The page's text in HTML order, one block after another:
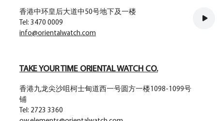
香港中环皇后大道中50号地下及一楼
Tel: 3470 0009
info@orientalwatch.com
TAKE YOUR TIME ORIENTAL WATCH CO.
香港九龙尖沙咀柯士甸道西一号圆方一楼1098-1099号
铺
Tel: 2723 3360